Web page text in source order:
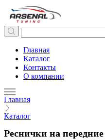
Главная
Каталог
Контакты
О компании
Главная
Каталог
Реснички на